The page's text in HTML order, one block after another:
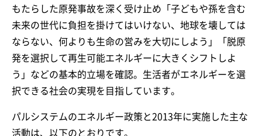
もたらした原発事故を深く受け止め「子どもや孫を含む
未来の世代に負担を掛けてはいけない、地球を壊しては
ならない、何よりも生命の営みを大切にしよう」「脱原
発を選択して再生可能エネルギーに大きくシフトしよ
う」などの基本的立場を確認。生活者がエネルギーを選
択できる社会の実現を目指しています。
パルシステムのエネルギー政策と2013年に実施した主な
活動は、以下のとおりです。